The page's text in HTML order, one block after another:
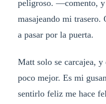
peligroso. —comento,
masajeando mi trasero.
a pasar por la puerta.
Matt solo se carcajea, y
poco mejor. Es mi
sentirlo feliz me hace